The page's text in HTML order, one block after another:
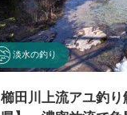
淡水の釣り
櫛田川上流アユ釣